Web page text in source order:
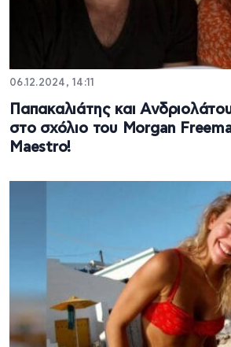
06.12.2024, 14:11
Παπακαλιάτης και
στο σχόλιο του Morgan
Maestro!